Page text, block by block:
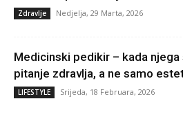
Zdravlje Nedjelja, 29 Marta, 2026
Medicinski pedikir – kada
pitanje zdravlja, a ne samo
LIFESTYLE Srijeda, 18 Februara, 2026